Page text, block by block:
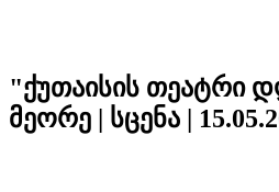
"ქუთაისის თეატრი
მეორე | სცენა |